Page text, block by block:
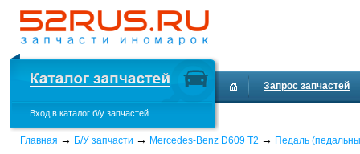
Вход в каталог б/у запчастей
Запрос запчастей
Главная → Б/У запчасти → Mercedes-Benz D609 T2 → Педаль